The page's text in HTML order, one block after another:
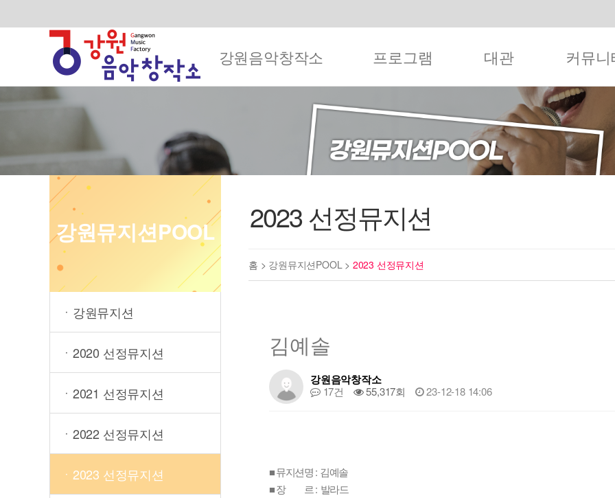
강원음악창작소 프로그램 대관 커뮤니
강원뮤지션POOL
ㆍ강원뮤지션
ㆍ2020 선정뮤지션
ㆍ2021 선정뮤지션
ㆍ2022 선정뮤지션
ㆍ2023 선정뮤지션
2023 선정뮤지션
홈 > 강원뮤지션POOL > 2023 선정뮤지션
김예솔
강원음악창작소
17건 55,317회 23-12-18 14:06
■ 뮤지션명 : 김예솔
■ 장 르 : 발라드